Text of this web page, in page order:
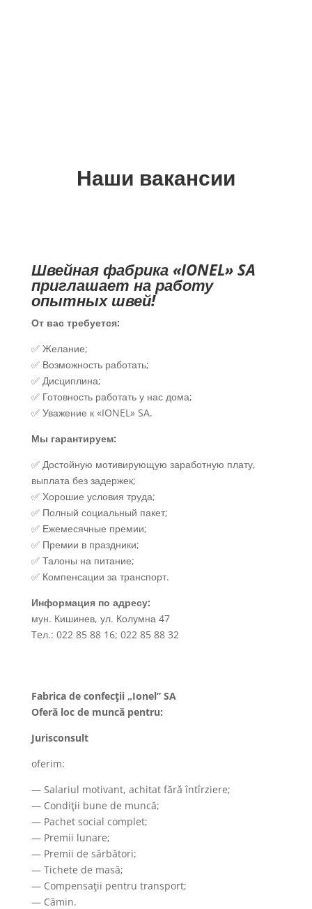
Наши вакансии
Швейная фабрика «IONEL» SA
приглашает на работу
опытных швей!
От вас требуется:
✅ Желание;
✅ Возможность работать;
✅ Дисциплина;
✅ Готовность работать у нас дома;
✅ Уважение к «IONEL» SA.
Мы гарантируем:
✅ Достойную мотивирующую заработную плату,
выплата без задержек;
✅ Хорошие условия труда;
✅ Полный социальный пакет;
✅ Ежемесячные премии;
✅ Премии в праздники;
✅ Талоны на питание;
✅ Компенсации за транспорт.
Информация по адресу:
мун. Кишинев, ул. Колумна 47
Teл.: 022 85 88 16; 022 85 88 32
Fabrica de confecţii „Ionel” SA
Oferă loc de muncă pentru:
Jurisconsult
oferim:
— Salariul motivant, achitat fără întîrziere;
— Condiţii bune de muncă;
— Pachet social complet;
— Premii lunare;
— Premii de sărbători;
— Tichete de masă;
— Compensaţii pentru transport;
— Cămin.